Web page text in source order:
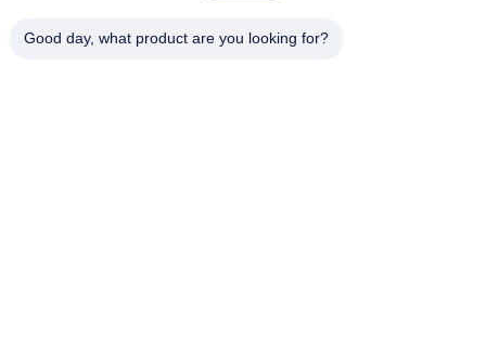
Good day, what product are you looking for?